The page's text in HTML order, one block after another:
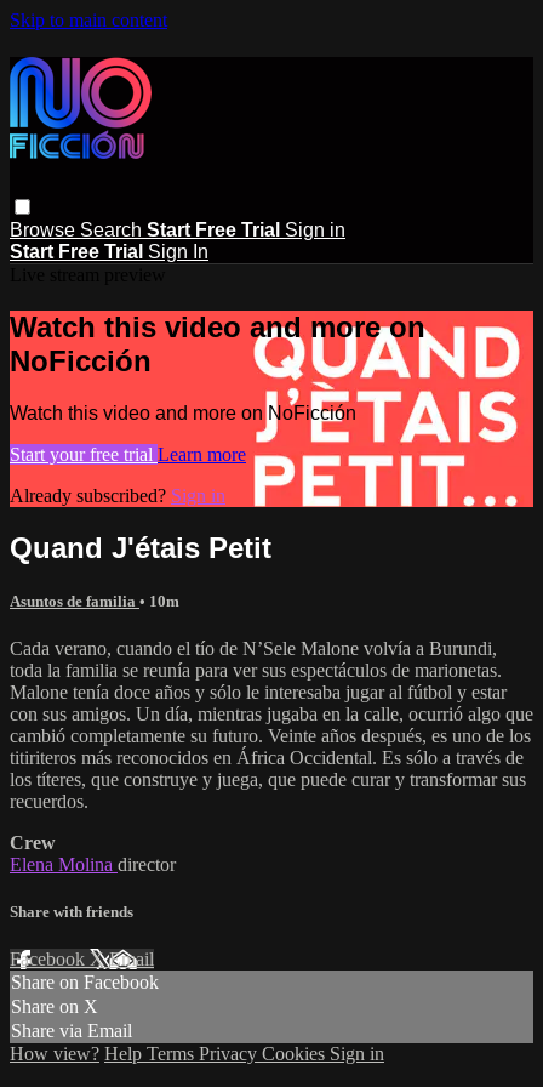
Skip to main content
Browse Search Start Free Trial Sign in
Start Free Trial Sign In
Watch this video and more on
NoFicción
Watch this video and more on NoFicción
Start your free trial Learn more
Already subscribed? Sign in
Quand J'étais Petit
Asuntos de familia • 10m
Cada verano, cuando el tío de N’Sele Malone volvía a Burundi,
toda la familia se reunía para ver sus espectáculos de marionetas.
Malone tenía doce años y sólo le interesaba jugar al fútbol y estar
con sus amigos. Un día, mientras jugaba en la calle, ocurrió algo que
cambió completamente su futuro. Veinte años después, es uno de los
titiriteros más reconocidos en África Occidental. Es sólo a través de
los títeres, que construye y juega, que puede curar y transformar sus
recuerdos.
Crew
Elena Molina director
Share with friends
Facebook XEmail
Share on Facebook
Share on X
Share via Email
How view? Help Terms Privacy Cookies Sign in